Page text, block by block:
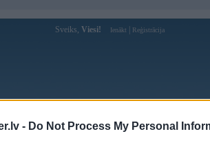
- Do Not Process My Personal
Sveiks, Viesi! Ienākt Reģistrācija
Forums Galerijas Reģistrācija